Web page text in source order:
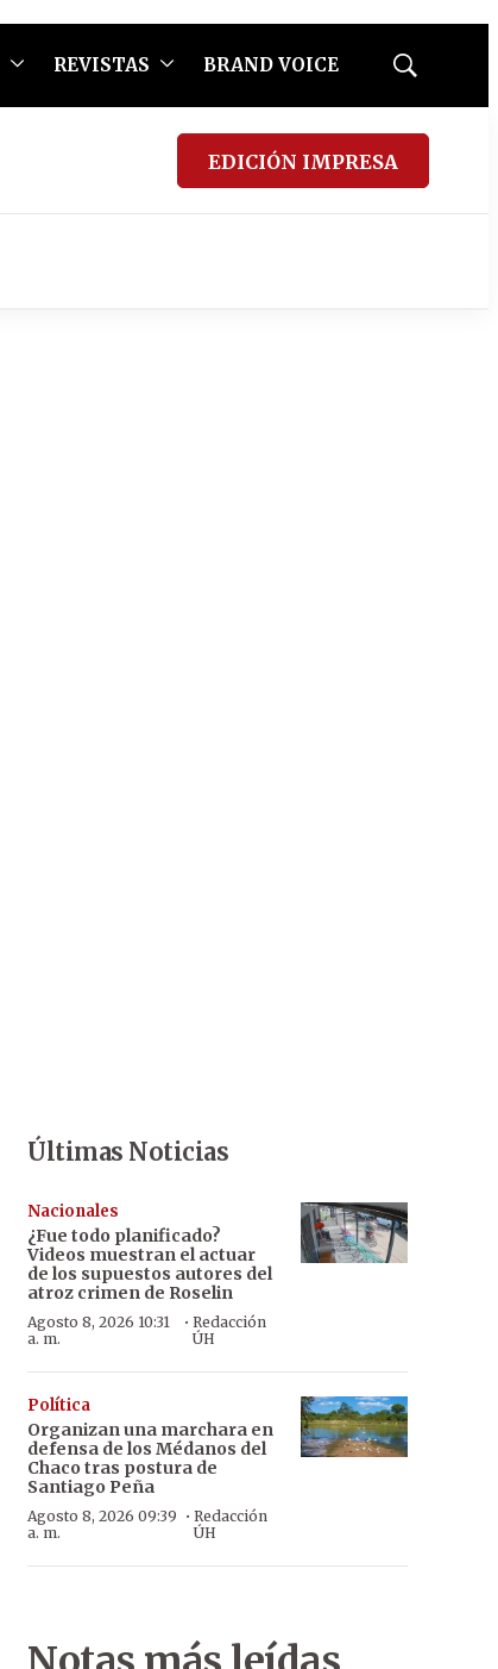
REVISTAS BRAND VOICE
Mostrar
EDICIÓN IMPRESA
Últimas Noticias
Nacionales
¿Fue todo planificado?
Videos muestran el actuar
de los supuestos autores del
atroz crimen de Roselin
Agosto 8, 2026 10:31
a. m.
· Redacción
ÚH
Política
Organizan una marchara en
defensa de los Médanos del
Chaco tras postura de
Santiago Peña
Agosto 8, 2026 09:39
a. m.
·Redacción
ÚH